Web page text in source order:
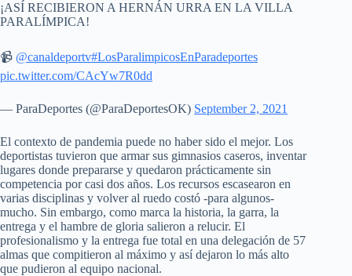
¡ASÍ RECIBIERON A HERNÁN URRA EN LA VILLA
PARALÍMPICA!
📹 @canaldeportv#LosParalimpicosEnParadeportes
pic.twitter.com/CAcYw7R0dd
— ParaDeportes (@ParaDeportesOK) September 2, 2021
El contexto de pandemia puede no haber sido el mejor. Los
deportistas tuvieron que armar sus gimnasios caseros, inventar
lugares donde prepararse y quedaron prácticamente sin
competencia por casi dos años. Los recursos escasearon en
varias disciplinas y volver al ruedo costó -para algunos-
mucho. Sin embargo, como marca la historia, la garra, la
entrega y el hambre de gloria salieron a relucir. El
profesionalismo y la entrega fue total en una delegación de 57
almas que compitieron al máximo y así dejaron lo más alto
que pudieron al equipo nacional.